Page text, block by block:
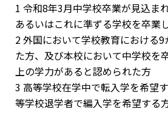
1 令和8年3月中学校卒業が見込ま
あるいはこれに準ずる学校を卒業
2 外国において学校教育における
た方、及び本校において中学校を
上の学力があると認められた方
3 高等学校在学中で転入学を希望
等学校退学者で編入学を希望する